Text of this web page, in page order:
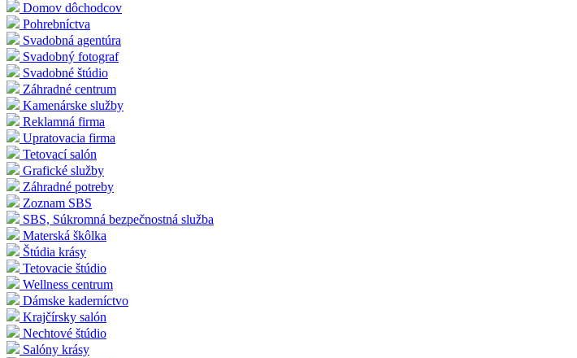
Domov dôchodcov
Pohrebníctva
Svadobná agentúra
Svadobný fotograf
Svadobné štúdio
Záhradné centrum
Kamenárske služby
Reklamná firma
Upratovacia firma
Tetovací salón
Grafické služby
Záhradné potreby
Zoznam SBS
SBS, Súkromná bezpečnostná služba
Materská škôlka
Štúdia krásy
Tetovacie štúdio
Wellness centrum
Dámske kaderníctvo
Krajčírsky salón
Nechtové štúdio
Salóny krásy